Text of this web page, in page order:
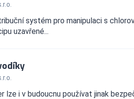
systém pro manipulaci s
uzavřené...
lze i v budoucnu používat jinak